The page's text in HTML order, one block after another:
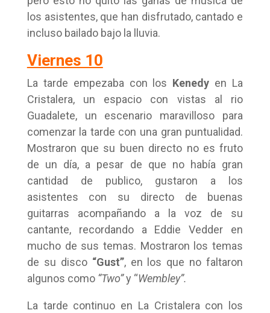
los asistentes, que han disfrutado, cantado e
incluso bailado bajo la lluvia.
Viernes 10
La tarde empezaba con los Kenedy en La
Cristalera, un espacio con vistas al rio
Guadalete, un escenario maravilloso para
comenzar la tarde con una gran puntualidad.
Mostraron que su buen directo no es fruto
de un día, a pesar de que no había gran
cantidad de publico, gustaron a los
asistentes con su directo de buenas
guitarras acompañando a la voz de su
cantante, recordando a Eddie Vedder en
mucho de sus temas. Mostraron los temas
de su disco “Gust”, en los que no faltaron
algunos como “Two”y “Wembley”.
La tarde continuo en La Cristalera con los